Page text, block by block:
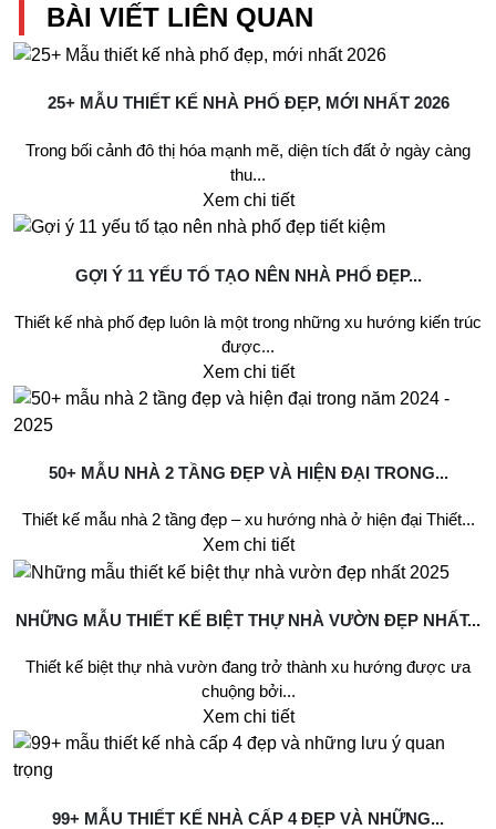
BÀI VIẾT LIÊN QUAN
25+ MẪU THIẾT KẾ NHÀ PHỐ ĐẸP, MỚI NHẤT 2026
Trong bối cảnh đô thị hóa mạnh mẽ, diện tích đất ở ngày càng
thu...
Xem chi tiết
GỢI Ý 11 YẾU TỐ TẠO NÊN NHÀ PHỐ ĐẸP...
Thiết kế nhà phố đẹp luôn là một trong những xu hướng kiến trúc
được...
Xem chi tiết
50+ MẪU NHÀ 2 TẦNG ĐẸP VÀ HIỆN ĐẠI TRONG...
Thiết kế mẫu nhà 2 tầng đẹp – xu hướng nhà ở hiện đại Thiết...
Xem chi tiết
NHỮNG MẪU THIẾT KẾ BIỆT THỰ NHÀ VƯỜN ĐẸP NHẤT...
Thiết kế biệt thự nhà vườn đang trở thành xu hướng được ưa
chuộng bởi...
Xem chi tiết
99+ MẪU THIẾT KẾ NHÀ CẤP 4 ĐẸP VÀ NHỮNG...